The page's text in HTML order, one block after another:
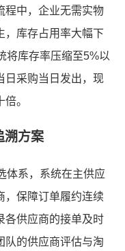
程中，企业无需实物
，库存占用率大幅下
将库存率压缩至5%以
日采购当日发出，现
。
溯方案
体系，系统在主供应
，保障订单履约连续
各供应商的接单及时
队的供应商评估与淘